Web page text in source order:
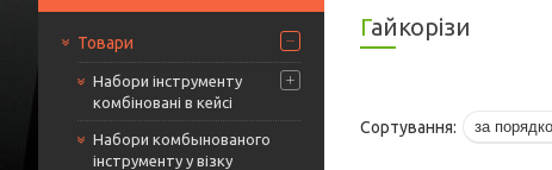
Товари
Набори інструменту
комбіновані в кейсі
Набори комбынованого
інструменту у візку
Гайкорізи